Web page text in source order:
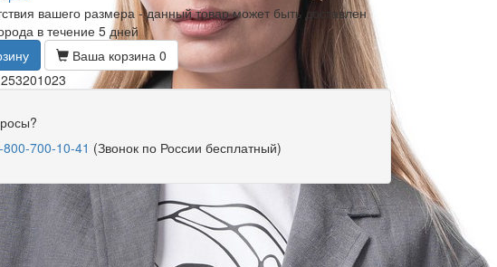
вашего размера - данный товар может быть доставлен
в течение 5 дней
Ваша корзина 0
800-700-10-41 (Звонок по России бесплатный)